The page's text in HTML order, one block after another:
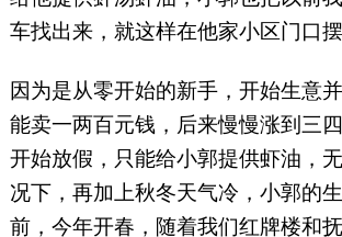
车找出来，就这样在他家小区门口摆
因为是从零开始的新手，开始生意
能卖一两百元钱，后来慢慢涨到三
开始放假，只能给小郭提供虾油，
况下，再加上秋冬天气冷，小郭的
前，今年开春，随着我们红牌楼和